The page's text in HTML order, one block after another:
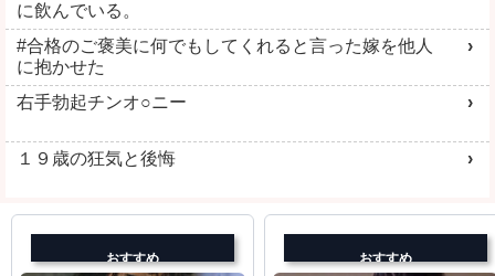
に飲んでいる。
#合格のご褒美に何でもしてくれると言った嫁を他人
に抱かせた
右手勃起チンオ○ニー
１９歳の狂気と後悔
おすすめ おすすめ